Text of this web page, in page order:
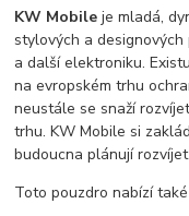
KW Mobile je mladá,
stylových a
a další elektroniku.
na evropském trhu
neustále se snaží
trhu. KW Mobile si
budoucna plánují
Toto pouzdro nabízí